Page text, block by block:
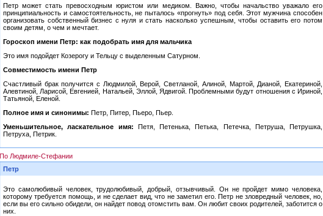
Петр может стать превосходным юристом или медиком. Важно, чтобы начальство уважало его
принципиальность и самостоятельность, не пыталось «прогнуть» под себя. Этот мужчина способен
организовать собственный бизнес с нуля и стать насколько успешным, чтобы оставить его потом
своим детям, о чем и мечтает.
Гороскоп имени Петр: как подобрать имя для мальчика
Это имя подойдет Козерогу и Тельцу с выделенным Сатурном.
Совместимость имени Петр
Счастливый брак получится с Людмилой, Верой, Светланой, Алиной, Мартой, Дианой, Екатериной,
Алевтиной, Ларисой, Евгенией, Натальей, Эллой, Ядвигой. Проблемными будут отношения с Ириной,
Татьяной, Еленой.
Полное имя и синонимы: Петр, Питер, Пьеро, Пьер.
Уменьшительное, ласкательное имя: Петя, Петенька, Петька, Петечка, Петруша, Петрушка,
Петруха, Петрик.
По Людмиле-Стефании
Петр
Это самолюбивый человек, трудолюбивый, добрый, отзывчивый. Он не пройдет мимо человека,
которому требуется помощь, и не сделает вид, что не заметил его. Петр не зловредный человек, но,
если вы его сильно обидели, он найдет повод отомстить вам. Он любит своих родителей, заботится о
них.